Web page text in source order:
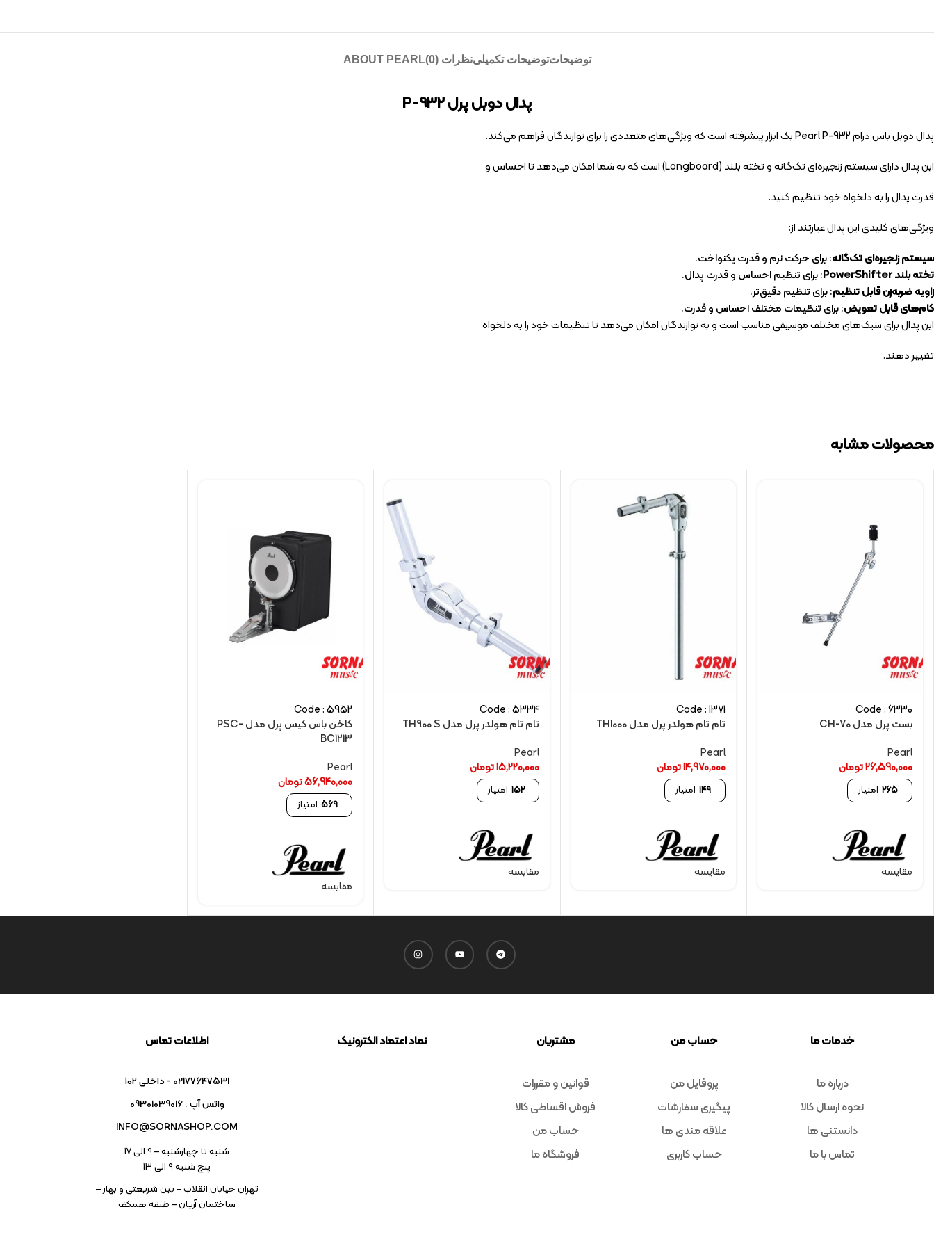
توضیحاتتوضیحات تکمیلینظرات (0) ABOUT PEARL
پدال دوبل پرل P-932
پدال دوبل باس درام Pearl P-932 یک ابزار پیشرفته است که ویژگی‌های متعددی را برای نوازندگان فراهم می‌کند.
این پدال دارای سیستم زنجیره‌ای تک‌گانه و تخته بلند (Longboard) است که به شما امکان می‌دهد تا احساس و
قدرت پدال را به دلخواه خود تنظیم کنید.
ویژگی‌های کلیدی این پدال عبارتند از:
سیستم زنجیره‌ای تک‌گانه: برای حرکت نرم و قدرت یکنواخت.
تخته بلند PowerShifter
: برای تنظیم احساس و قدرت پدال.
زاویه ضربه‌زن قابل تنظیم: برای تنظیم دقیق‌تر.
کام‌های قابل تعویض: برای تنظیمات مختلف احساس و قدرت.
این پدال برای سبک‌های مختلف موسیقی مناسب است و به نوازندگان امکان می‌دهد تا تنظیمات خود را به دلخواه
تغییر دهند.
محصولات مشابه
Code : 6330
بست پرل مدل CH-70
Pearl
26,590,000تومان
265 امتیاز
مقایسه
Code : 1371
تام تام هولدر پرل مدل TH1000
Pearl
14,970,000تومان
149 امتیاز
مقایسه
Code : 5334
تام تام هولدر پرل مدل TH900 S
Pearl
15,220,000تومان
152 امتیاز
مقایسه
Code : 5952
کاخن باس کیس پرل مدل PSC-
BC1213
Pearl
56,940,000تومان
569 امتیاز
مقایسه
خدمات ما
درباره ما
نحوه ارسال کالا
دانستنی ها
تماس با ما
حساب من
پروفایل من
پیگیری سفارشات
علاقه مندی ها
حساب کاربری
مشتریان
قوانین و مقررات
فروش اقساطی کالا
حساب من
فروشگاه ما
نماد اعتماد الکترونیک اطلاعات تماس
02177647531 - داخلی ۱۰۲
واتس آپ : 09301039016
INFO@SORNASHOP.COM
شنبه تا چهارشنبه – ۹ الی 17
پنج شنبه ۹ الی 13
تهران خیابان انقلاب – بین شریعتی و بهار –
ساختمان آریان – طبقه همکف